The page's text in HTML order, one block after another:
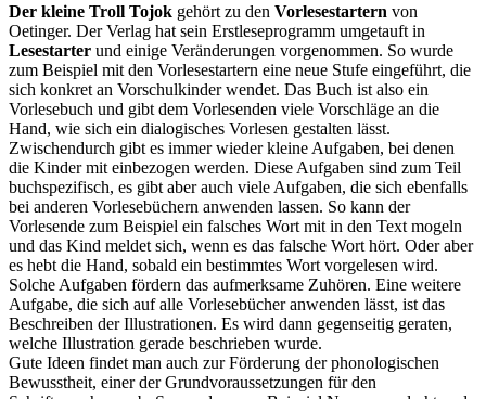
Der kleine Troll Tojok gehört zu den Vorlesestartern von
Oetinger. Der Verlag hat sein Erstleseprogramm umgetauft in
Lesestarter und einige Veränderungen vorgenommen. So wurde
zum Beispiel mit den Vorlesestartern eine neue Stufe eingeführt, die
sich konkret an Vorschulkinder wendet. Das Buch ist also ein
Vorlesebuch und gibt dem Vorlesenden viele Vorschläge an die
Hand, wie sich ein dialogisches Vorlesen gestalten lässt.
Zwischendurch gibt es immer wieder kleine Aufgaben, bei denen
die Kinder mit einbezogen werden. Diese Aufgaben sind zum Teil
buchspezifisch, es gibt aber auch viele Aufgaben, die sich ebenfalls
bei anderen Vorlesebüchern anwenden lassen. So kann der
Vorlesende zum Beispiel ein falsches Wort mit in den Text mogeln
und das Kind meldet sich, wenn es das falsche Wort hört. Oder aber
es hebt die Hand, sobald ein bestimmtes Wort vorgelesen wird.
Solche Aufgaben fördern das aufmerksame Zuhören. Eine weitere
Aufgabe, die sich auf alle Vorlesebücher anwenden lässt, ist das
Beschreiben der Illustrationen. Es wird dann gegenseitig geraten,
welche Illustration gerade beschrieben wurde.
Gute Ideen findet man auch zur Förderung der phonologischen
Bewusstheit, einer der Grundvoraussetzungen für den